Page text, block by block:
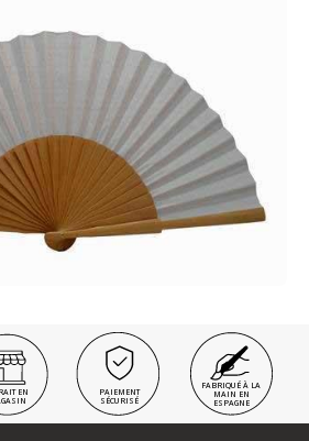
EN
PAIEMENT
SÉCURISÉ
FABRIQUÉ À LA
MAIN EN
ESPAGNE